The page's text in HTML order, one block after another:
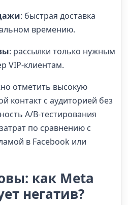
: быстрая доставка
времению.
: рассылки только нужным
VIP-клиентам.
отметить высокую
контакт с аудиторией без
A/B-тестирования
по сравнению с
в Facebook или
как Meta
негатив?